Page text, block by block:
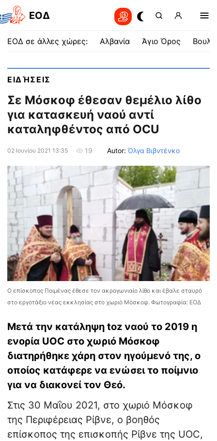
EOΔ
ΕΟΔ σε άλλες χώρες: Αλβανία Άγιο Όρος
ΕΙΔΉΣΕΙΣ
Σε Μόσκοφ έθεσαν θεμέλιο λίθο
για κατασκευή ναού αντί
καταληφθέντος από OCU
02 Ιουνίου 2021 13:35 19 Autor: Όλγα Βιβντένκο
Ο επίσκοπος Ποιμένας έθεσε τον ακρογωνιαίο λίθο και έβαλε σταυρό
στο εργοτάξιο νέας εκκλησίας στο χωριό Μόσκοφ. Φωτογραφία: ΕΟΔ
Μετά την κατάληψη toz ναού το 2019 η
ενορία UOC στο χωριό Μόσκοφ
διατηρήθηκε χάρη στον ηγούμενό της, ο
οποίος κατάφερε να ενώσει το ποίμνιο
για να διακονεί τον Θεό.
Στις 30 Μαΐου 2021, στο χωριό Μόσκοφ
της Περιφέρειας Ρίβνε, ο βοηθός
επίσκοπος της επισκοπής Ρίβνε της UOC,